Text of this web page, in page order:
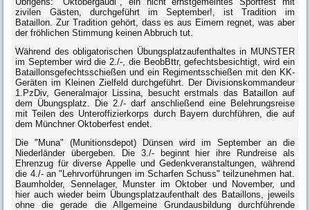
zivilen Gästen, durchgeführt im September!, ist Tradition im
Bataillon. Zur Tradition gehört, dass es aus Eimern regnet, was aber
der fröhlichen Stimmung keinen Abbruch tut.
Während des obligatorischen Übungsplatzaufenthaltes in MUNSTER
im September wird die 2./-, die BeobBttr, gefechtsbesichtigt, wird ein
Bataillonsgefechtsschießen und ein Regimentsschießen mit den KK-
Geräten im Kleinen Zielfeld durchgeführt. Der Divisionskommandeur
1.PzDiv, Generalmajor Lissina, besucht erstmals das Bataillon auf
dem Übungsplatz. Die 2./- darf anschließend eine Belehrungsreise
mit Teilen des Unteroffizierkorps durch Bayern durchführen, die auf
dem Münchner Oktoberfest endet.
Die "Muna" (Munitionsdepot) Dünsen wird im September an die
Niederländer übergeben. Die 3./- beginnt hier ihre Rundreise als
Ehrenzug für diverse Appelle und Gedenkveranstaltungen, während
die 4./- an "Lehrvorführungen im Scharfen Schuss" teilzunehmen hat.
Baumholder, Sennelager, Munster im Oktober und November, und
hier auch wieder beim Übungsplatzaufenthalt des Bataillons, jeweils
ohne die gerade die Allgemeine Grundausbildung durchführende